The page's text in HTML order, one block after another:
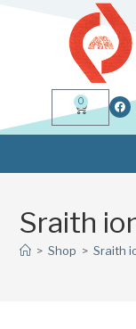
0
Sraith
> Shop > Sraith